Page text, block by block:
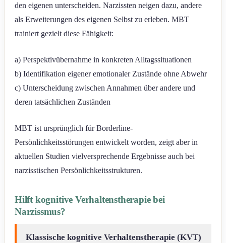
den eigenen unterscheiden. Narzissten neigen dazu, andere
als Erweiterungen des eigenen Selbst zu erleben. MBT
trainiert gezielt diese Fähigkeit:
a) Perspektivübernahme in konkreten Alltagssituationen
b) Identifikation eigener emotionaler Zustände ohne Abwehr
c) Unterscheidung zwischen Annahmen über andere und
deren tatsächlichen Zuständen
MBT ist ursprünglich für Borderline-
Persönlichkeitsstörungen entwickelt worden, zeigt aber in
aktuellen Studien vielversprechende Ergebnisse auch bei
narzisstischen Persönlichkeitsstrukturen.
Hilft kognitive Verhaltenstherapie bei
Narzissmus?
Klassische kognitive Verhaltenstherapie (KVT)